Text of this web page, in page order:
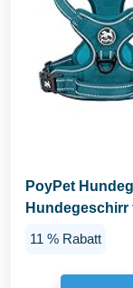
PoyPet
Hundegeschirr
11 % Rabatt